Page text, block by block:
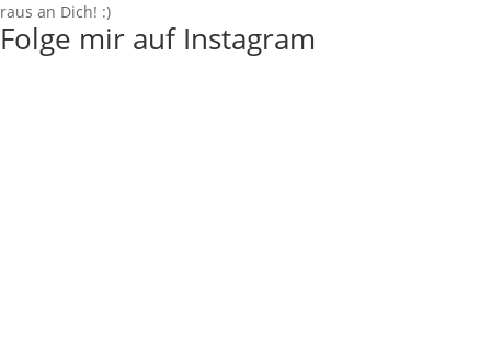
raus an Dich! :)
Folge mir auf Instagram